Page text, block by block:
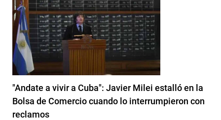
"Andate a vivir a Cuba": Javier Milei estalló en la
Bolsa de Comercio cuando lo interrumpieron con
reclamos